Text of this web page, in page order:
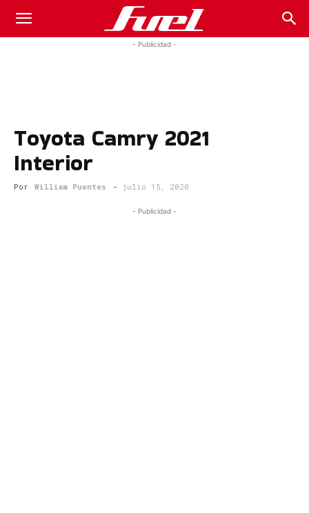
Fuel
Magazine
- Publicidad -
Toyota Camry 2021
Interior
Por William Puentes - julio 15, 2020
- Publicidad -